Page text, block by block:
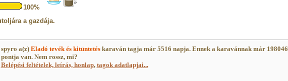
100%
a gazdája.
spyro a(z) Eladó tevék és kitüntetéskaraván tagja már 5516 napja. Ennek a karavánnak már 198046
pontja van. Nem rossz, mi?
Belépési feltételek, leírás, honlap, tagok adatlapjai...